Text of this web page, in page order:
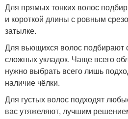
Для прямых тонких волос
и короткой длины с ровным
затылке.
Для вьющихся волос подбирают
сложных укладок. Чаще всего
нужно выбрать всего лишь
наличие чёлки.
Для густых волос подходят
вас утяжеляют, лучшим